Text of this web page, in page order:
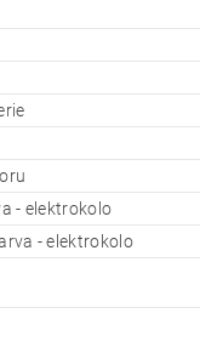
- elektrokolo
- elektrokolo